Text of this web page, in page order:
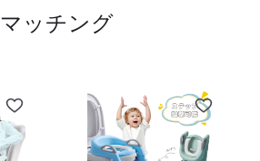
マッチング